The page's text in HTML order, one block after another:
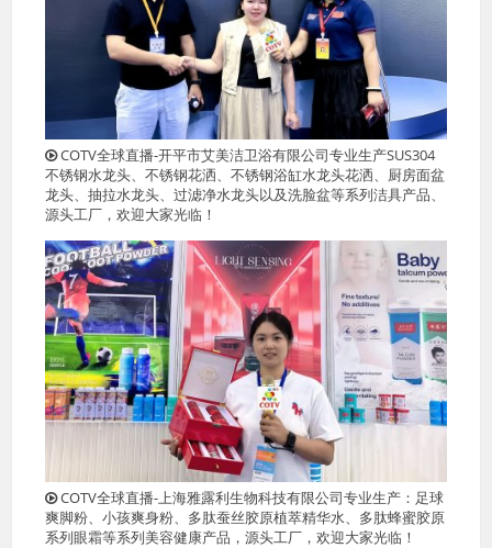
COTV全球直播-开平市艾美洁卫浴有限公司专业生产SUS304
不锈钢水龙头、不锈钢花洒、不锈钢浴缸水龙头花洒、厨房面盆
龙头、抽拉水龙头、过滤净水龙头以及洗脸盆等系列洁具产品、
源头工厂，欢迎大家光临！
COTV全球直播-上海雅露利生物科技有限公司专业生产：足球
爽脚粉、小孩爽身粉、多肽蚕丝胶原植萃精华水、多肽蜂蜜胶原
系列眼霜等系列美容健康产品，源头工厂，欢迎大家光临！